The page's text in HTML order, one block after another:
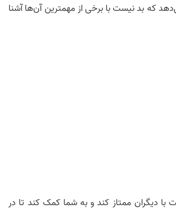
که بد نیست با برخی از مهمترین ‌آن‌ها آشنا
با دیگران ممتاز کند و به شما کمک کند تا در